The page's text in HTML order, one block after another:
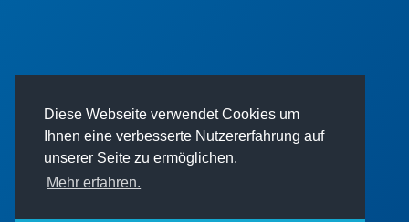
Diese Webseite verwendet Cookies um
Ihnen eine verbesserte Nutzererfahrung auf
unserer Seite zu ermöglichen.
Mehr erfahren.